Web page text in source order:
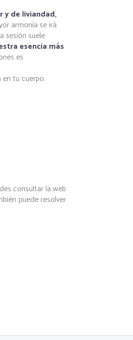
y de liviandad,
armonía se irá
sesión suele
esencia más
es
tu cuerpo.
consultar la web
puede resolver